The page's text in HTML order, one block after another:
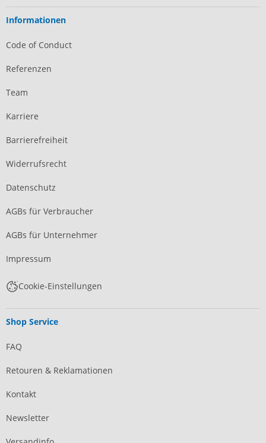
Informationen
Code of Conduct
Referenzen
Team
Karriere
Barrierefreiheit
Widerrufsrecht
Datenschutz
AGBs für Verbraucher
AGBs für Unternehmer
Impressum
Cookie-Einstellungen
Shop Service
FAQ
Retouren & Reklamationen
Kontakt
Newsletter